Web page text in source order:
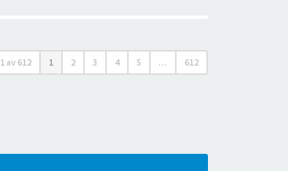
1 av 612 1 2 3 4 5 … 612